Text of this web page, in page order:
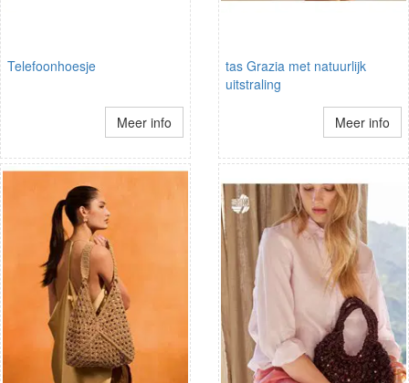
Telefoonhoesje
Meer info
tas Grazia met natuurlijk
uitstraling
Meer info